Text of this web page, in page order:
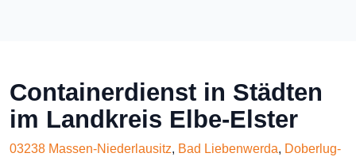
Containerdienst in Städten
im Landkreis Elbe-Elster
03238 Massen-Niederlausitz, Bad Liebenwerda, Doberlug-